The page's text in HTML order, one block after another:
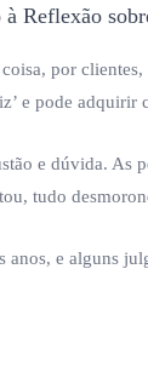
por
e pode adquirir
e dúvida.
tudo
e alguns